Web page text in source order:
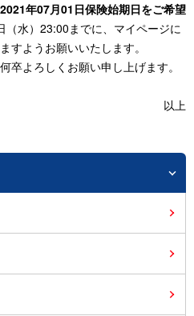
2021年07月01日保険始期日をご希望
（水）23:00までに、マイページに
すようお願いいたします。
卒よろしくお願い申し上げます。
以上